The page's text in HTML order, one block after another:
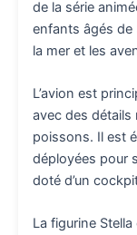
de la série
enfants âgés de
la mer et les
L’avion est
avec des détails
poissons. Il est
déployées pour
doté d’un
La figurine